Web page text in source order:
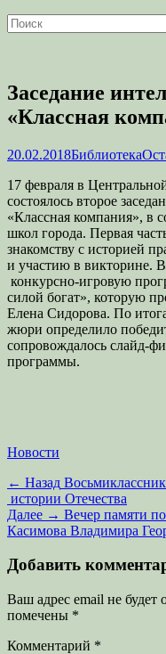
Поиск
Найти:
Заседание
«Классная
Опубликовано
20.02.2018Автор
Библиотека
17 февраля в
состоялось второе
«Классная компания», в
школ города. Первая
знакомству с историей
и участию в викторине.
конкурсно-игровую
силой богат», которую
Елена Сидорова. По
жюри определило
сопровождалось слайд-
программы.
Категории
Новости
Навигация
по
записям
← Назад Предыдущая
запись:
истории Отечества
Далее → Следующая
запись:
Вечер памяти
Касимова Владимира
Добавить
Ваш адрес email не будет
помечены *
Комментарий *